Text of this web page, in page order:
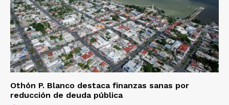
Othón P. Blanco destaca finanzas sanas por
reducción de deuda pública